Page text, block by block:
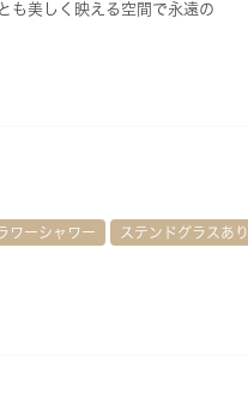
も美しく映える空間で永遠の
ワーシャワー ステンドグラスあり